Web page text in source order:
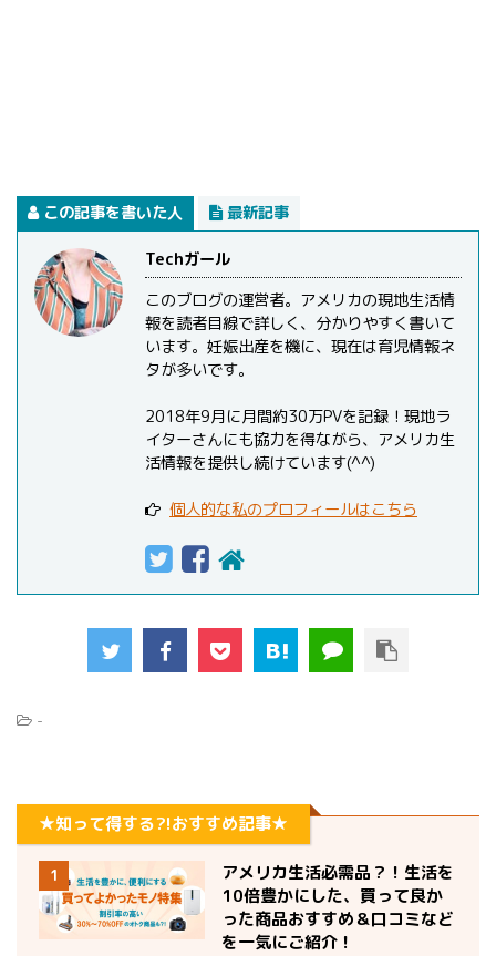
この記事を書いた人 最新記事
Techガール
このブログの運営者。アメリカの現地生活情
報を読者目線で詳しく、分かりやすく書いて
います。妊娠出産を機に、現在は育児情報ネ
タが多いです。
2018年9月に月間約30万PVを記録！現地ラ
イターさんにも協力を得ながら、アメリカ生
活情報を提供し続けています(^^)
個人的な私のプロフィールはこちら
-
★知って得する?!おすすめ記事★
1
アメリカ生活必需品？！生活を
10倍豊かにした、買って良か
った商品おすすめ＆口コミなど
を一気にご紹介！